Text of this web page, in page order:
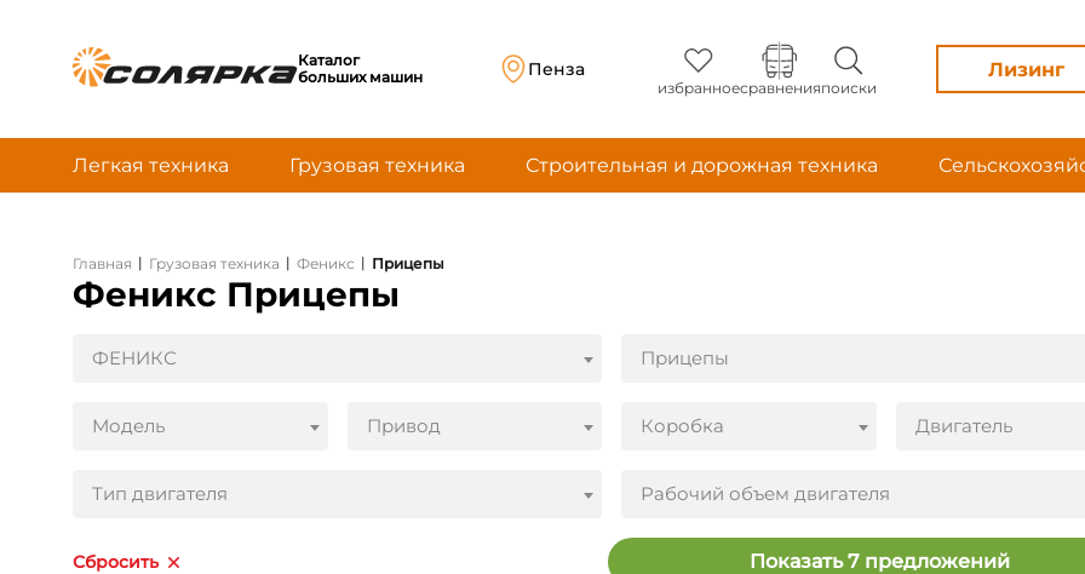
Каталог
больших машин
Пенза
избранноесравненияпоиски
Лизинг
Легкая техника Грузовая техника Строительная и дорожная техника
Главная | Грузовая техника | Феникс | Прицепы
Феникс Прицепы
ФЕНИКС
Модель Привод
Тип двигателя
Прицепы
Коробка Двигатель
Рабочий объем двигателя
Сбросить Показать 7 предложений